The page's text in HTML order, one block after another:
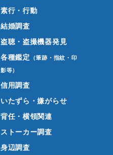
素行・行動
結婚調査
盗聴・盗撮機器発見
各種鑑定 （筆跡・指紋・印
影等）
信用調査
いたずら・嫌がらせ
背任・横領関連
ストーカー調査
身辺調査